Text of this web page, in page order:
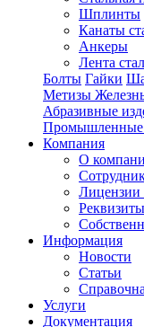
Шплинты
Канаты
Анкеры
Лента
Болты Гайки
Метизы
Абразивные
Промышленные
Компания
О
Лицензии
Реквизиты
Информация
Новости
Статьи
Услуги
Документация